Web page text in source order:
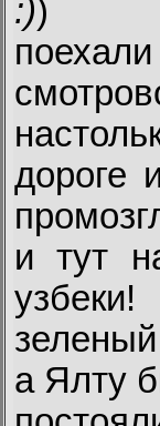
:))
дороге
и тут
а Ялту